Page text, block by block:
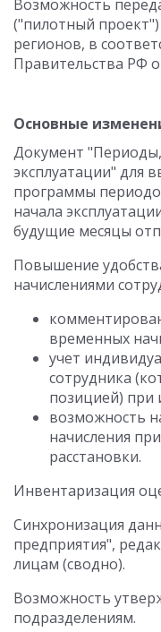
Возможность
("пилотный
регионов, в
Правительства РФ
Основные
Документ
эксплуатации" для
программы
начала
будущие месяцы
Повышение
начислениями
временных
учет
сотрудника
позицией) при
возможность
начисления
расстановки.
Инвентаризация
Синхронизация
предприятия",
лицам (сводно).
Возможность
подразделениям.